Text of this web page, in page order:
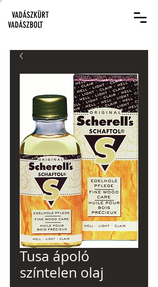
VADÁSZKÜRT
VADÁSZBOLT
Tusa ápoló
színtelen olaj